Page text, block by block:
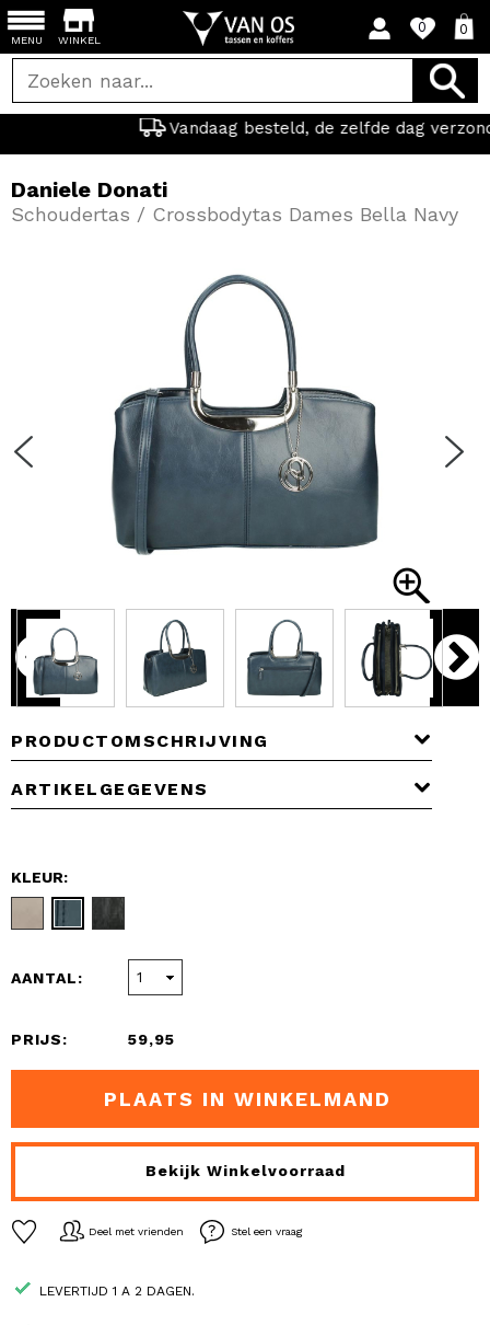
WINKEL
0 0
Vandaag besteld, de zelfde dag verzonden.
MENU
PRODUCTOMSCHRIJVING
ARTIKELGEGEVENS
Daniele Donati
Schoudertas / Crossbodytas Dames Bella Navy
KLEUR:
AANTAL:
PRIJS: 59,95
PLAATS IN WINKELMAND
Bekijk Winkelvoorraad
Deel met vrienden Stel een vraag
LEVERTIJD 1 A 2 DAGEN.